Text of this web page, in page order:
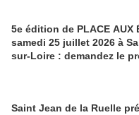
5e édition de PLACE AUX
samedi 25 juillet 2026 à
sur-Loire : demandez le
Saint Jean de la Ruelle